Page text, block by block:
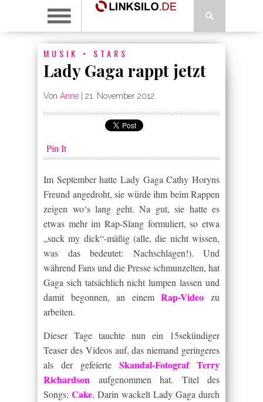
MUSIK • STARS
Lady Gaga rappt jetzt
Von Anne 21. November 2012
Pin It
Im September hatte Lady Gaga Cathy Horyns
Freund angedroht, sie würde ihm beim Rappen
zeigen wo‘s lang geht. Na gut, sie hatte es
etwas mehr im Rap-Slang formuliert, so etwa
„suck my dick“-mäßig (alle, die nicht wissen,
was das bedeutet: Nachschlagen!). Und
während Fans und die Presse schmunzelten, hat
Gaga sich tatsächlich nicht lumpen lassen und
damit begonnen, an einemRap-Video zu
arbeiten.
Dieser Tage tauchte nun ein 15sekündiger
Teaser des Videos auf, das niemand geringeres
als der gefeierte Skandal-Fotograf Terry
Richardson aufgenommen hat. Titel des
Songs: Cake. Darin wackelt Lady Gaga durch